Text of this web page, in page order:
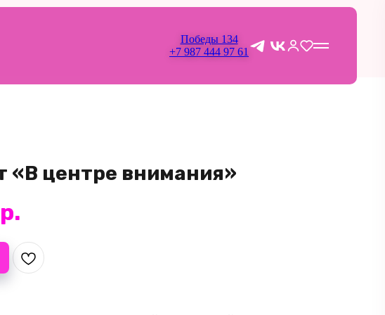
Победы 134
+7 987 444 97 61
«В центре внимания»
р.